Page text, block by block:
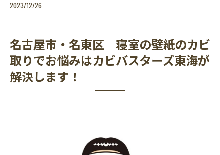
2023/12/26
名古屋市・名東区 寝室の壁紙のカビ
取りでお悩みはカビバスターズ東海が
解決します！